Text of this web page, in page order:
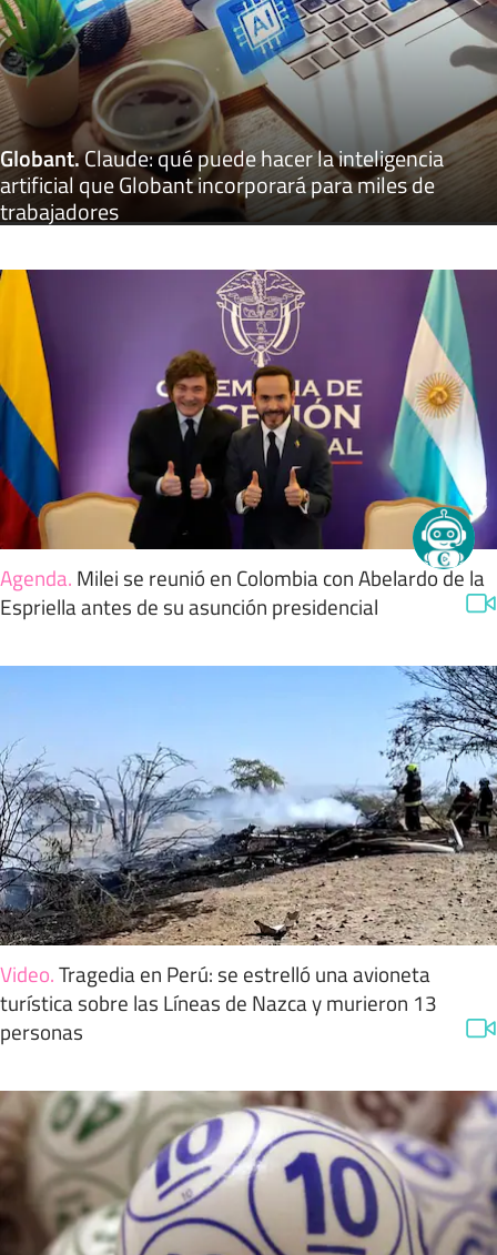
Globant.Claude: qué puede hacer la inteligencia
artificial que Globant incorporará para miles de
trabajadores
Agenda. Milei se reunió en Colombia con Abelardo de la
Espriella antes de su asunción presidencial
Video.Tragedia en Perú: se estrelló una avioneta
turística sobre las Líneas de Nazca y murieron 13
personas